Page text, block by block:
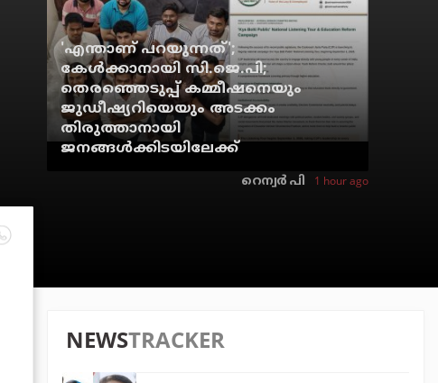
'എന്താണ് പറയുന്നത്';
കേള്‍ക്കാനായി സി.ജെ.പി;
തെരഞ്ഞെടുപ്പ് കമ്മീഷനെയും
ജുഡീഷ്യറിയെയും അടക്കം
തിരുത്താനായി
ജനങ്ങള്‍ക്കിടയിലേക്ക്
റെന്വര്‍ പി 1 hour ago
NEWSTRACKER